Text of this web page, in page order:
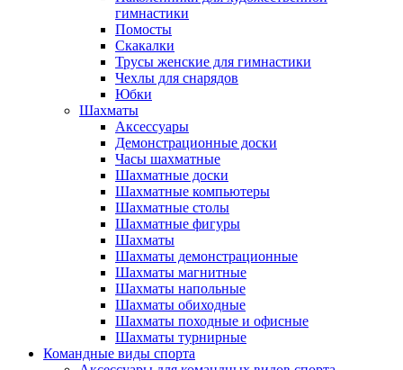
гимнастики
Помосты
Скакалки
Трусы женские для гимнастики
Чехлы для снарядов
Юбки
Шахматы
Аксессуары
Демонстрационные доски
Часы шахматные
Шахматные доски
Шахматные компьютеры
Шахматные столы
Шахматные фигуры
Шахматы
Шахматы демонстрационные
Шахматы магнитные
Шахматы напольные
Шахматы обиходные
Шахматы походные и офисные
Шахматы турнирные
Командные виды спорта